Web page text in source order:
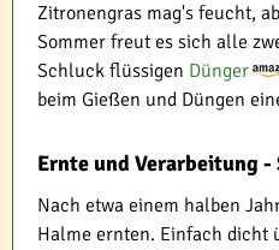
Zitronengras mag's feucht,
Sommer freut es sich alle
Schluck flüssigen Dünger
beim Gießen und Düngen
Ernte und Verarbeitung -
Nach etwa einem halben
Halme ernten. Einfach dicht